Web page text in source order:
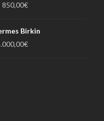
850,00€
Birkin
€